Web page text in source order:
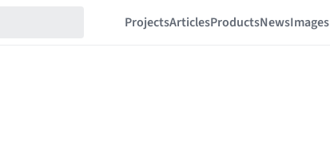
ProjectsArticlesProductsNewsImages